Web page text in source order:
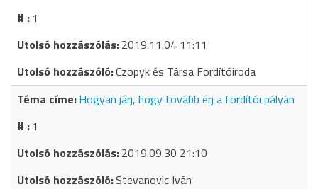
1
2019.11.04 11:11
Czopyk és Társa Fordítóiroda
Hogyan járj, hogy tovább érj a fordítói pályán
1
2019.09.30 21:10
Stevanovic Iván